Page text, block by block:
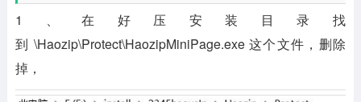
1、在好压安装目录找
到 \Haozip\Protect\HaozipMiniPage.exe 这个文件，删除
掉，